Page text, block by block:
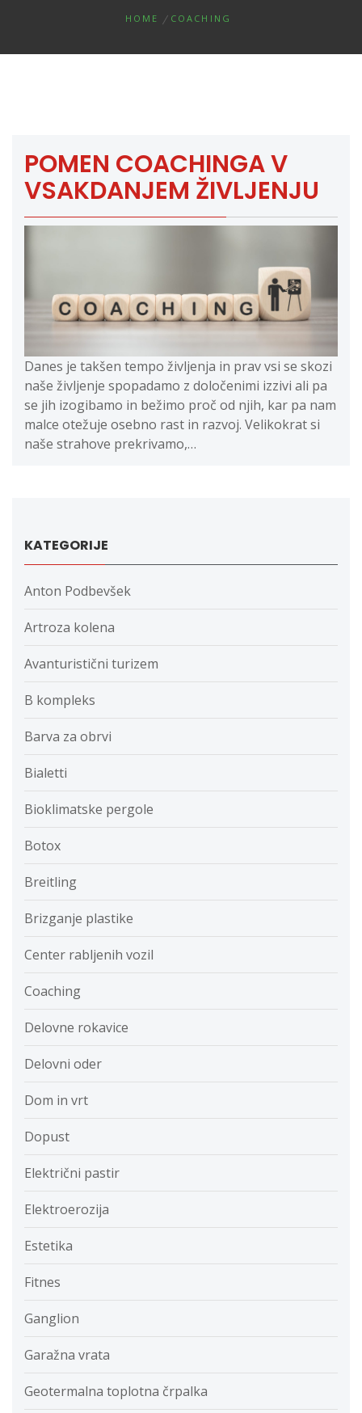
HOME COACHING
POMEN COACHINGA V
VSAKDANJEM ŽIVLJENJU
Danes je takšen tempo življenja in prav vsi se skozi
naše življenje spopadamo z določenimi izzivi ali pa
se jih izogibamo in bežimo proč od njih, kar pa nam
malce otežuje osebno rast in razvoj. Velikokrat si
naše strahove prekrivamo,…
KATEGORIJE
Anton Podbevšek
Artroza kolena
Avanturistični turizem
B kompleks
Barva za obrvi
Bialetti
Bioklimatske pergole
Botox
Breitling
Brizganje plastike
Center rabljenih vozil
Coaching
Delovne rokavice
Delovni oder
Dom in vrt
Dopust
Električni pastir
Elektroerozija
Estetika
Fitnes
Ganglion
Garažna vrata
Geotermalna toplotna črpalka